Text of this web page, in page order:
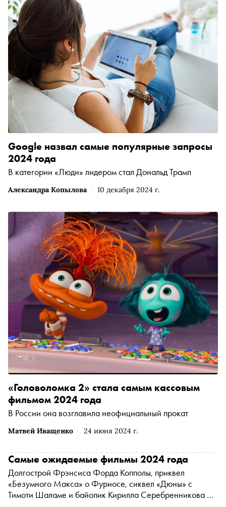
Александра Копылова 10 декабря 2024 г.
Google назвал самые популярные запросы
2024 года
В категории «Люди» лидером стал Дональд Трамп
Матвей Иващенко 24 июня 2024 г.
«Головоломка 2» стала самым кассовым
фильмом 2024 года
В России она возглавила неофициальный прокат
Самые ожидаемые фильмы 2024 года
Долгострой Фрэнсиса Форда Копполы, приквел
«Безумного Макса» о Фуриосе, сиквел «Дюны» с
Тимоти Шаламе и байопик Кирилла Серебренникова —